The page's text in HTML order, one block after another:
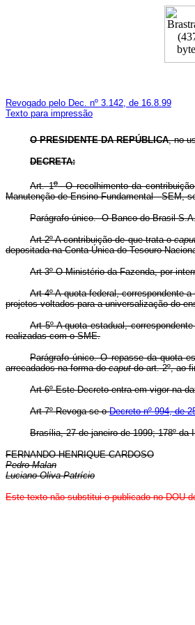
Revogado pelo Dec. nº 3.142, de 16.8.99
Texto para impressão
O PRESIDENTE DA REPÚBLICA, no
DECRETA:
Art. 1oO recolhimento da
Manutenção de Ensino Fundamental - SEM,
Parágrafo único. O Banco do Brasil
Art 2º A contribuição de que trata o
depositada na Conta Única do Tesouro
Art 3º O Ministério da Fazenda, por
Art 4º A quota federal, correspondente
projetos voltados para a universalização do
Art 5º A quota estadual,
realizadas com o SME.
Parágrafo único. O repasse da quota
arrecadados na forma docaput do art. 2º, ao
Art 6º Este Decreto entra em vigor na
Art 7º Revoga-se oDecreto nº 994, de
Brasília, 27 de janeiro de 1999; 178º da
FERNANDO HENRIQUE CARDOSO
Pedro Malan
Luciano Oliva Patrício
Este texto não substitui o publicado no DOU